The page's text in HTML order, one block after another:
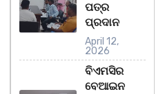
ପତ୍ର
ପ୍ରଦାନ
April 12,
2026
ବିଏମସିର
ବେଆଇନ